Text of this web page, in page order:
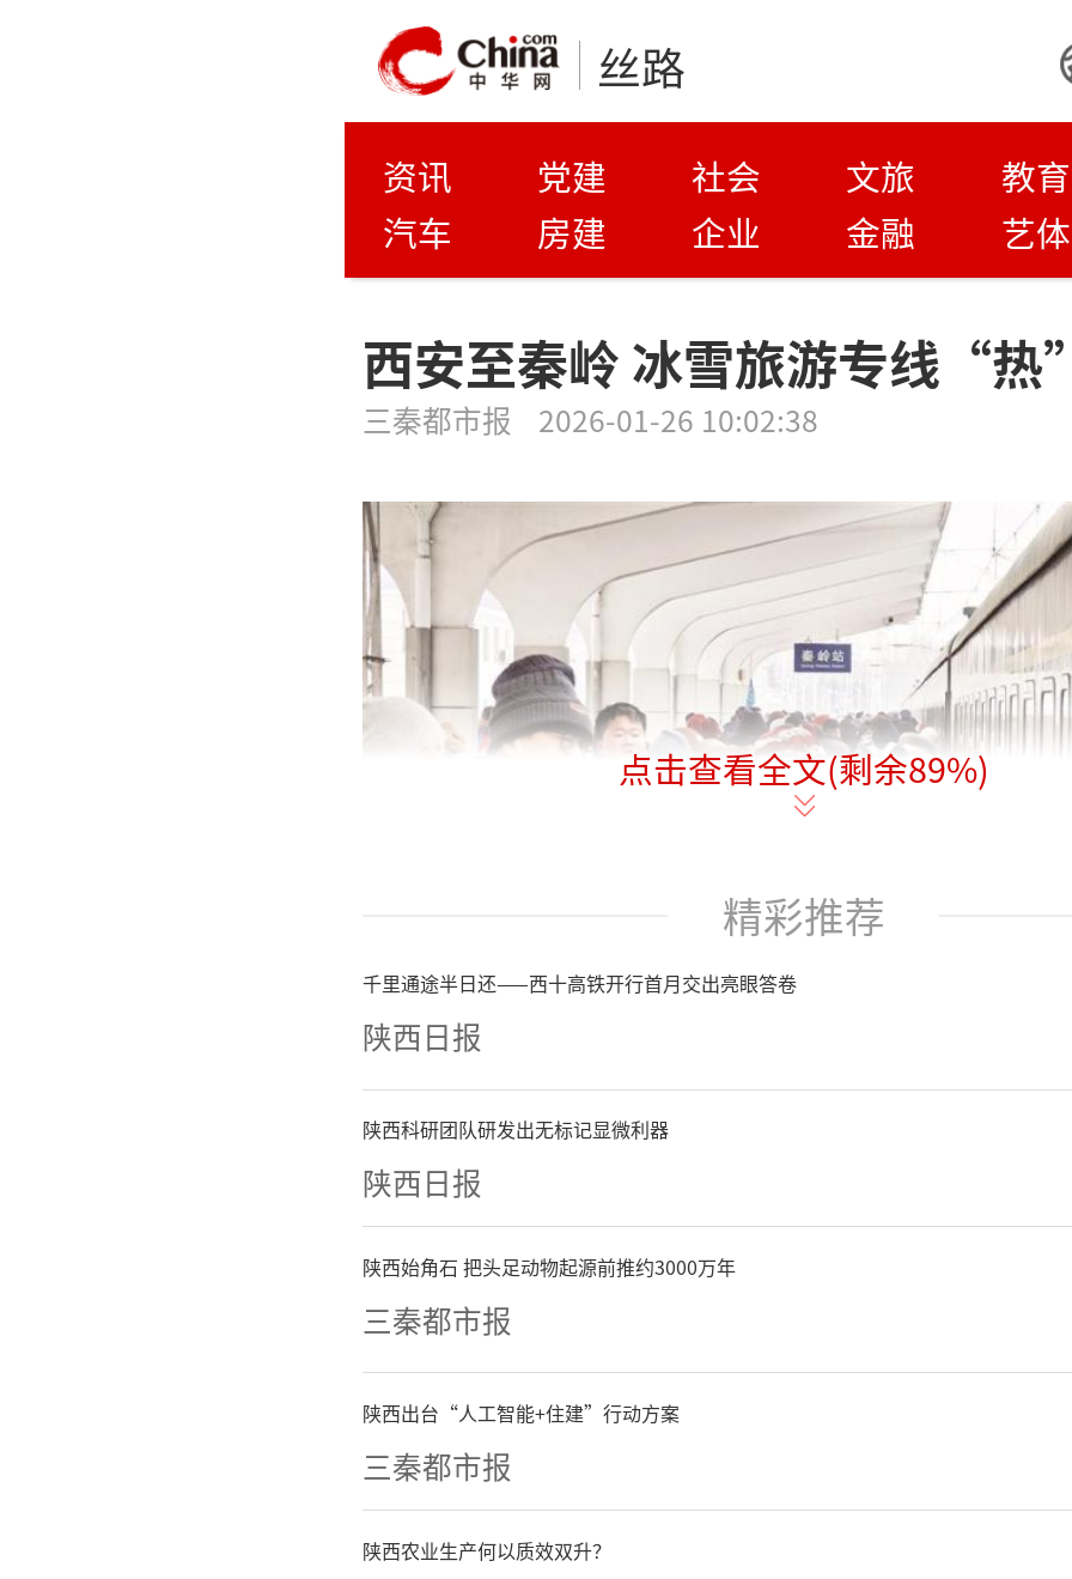
丝路
资讯 党建 社会 文旅 教育
汽车
房建 企业 金融 艺体
西安至秦岭 冰雪旅游专线“
三秦都市报 2026-01-26 10:02:38
游客等待乘坐冰雪旅游专列。董海嵘摄
1月25日8时06分，Y561次旅游专线从
发，满载1500余名游客驶向秦岭站
分，列车平稳抵达秦岭站。这是近日开
趟西安至秦岭冰雪旅游专线。
点击查看全文(剩余89%)
精彩推荐
千里通途半日还——西十高铁开行首月交出亮眼答卷
陕西日报
陕西科研团队研发出无标记显微利器
陕西日报
陕西始角石 把头足动物起源前推约3000万年
三秦都市报
陕西出台“人工智能+住建”行动方案
三秦都市报
陕西农业生产何以质效双升？